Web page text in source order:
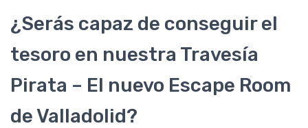
¿Serás capaz de conseguir el
tesoro en nuestra Travesía
Pirata – El nuevo Escape Room
de Valladolid?